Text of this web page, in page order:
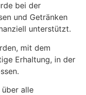
bei der
und Getränken
unterstützt.
mit dem
Erhaltung, in der
alle